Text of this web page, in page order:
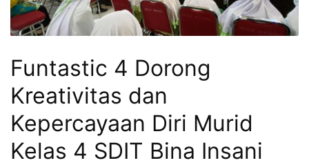
Funtastic 4 Dorong
Kreativitas dan
Kepercayaan Diri Murid
Kelas 4 SDIT Bina Insani